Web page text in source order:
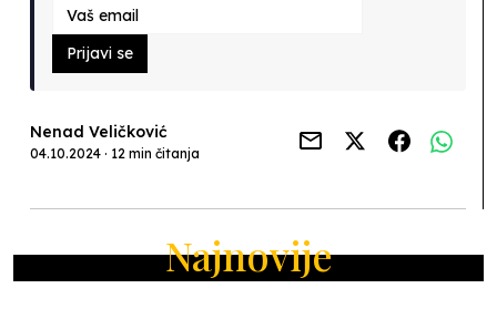
Prijavi se
Nenad Veličković
04.10.2024 · 12 min čitanja
Najnovije